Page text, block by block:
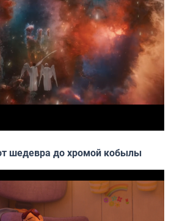
шедевра до хромой кобылы